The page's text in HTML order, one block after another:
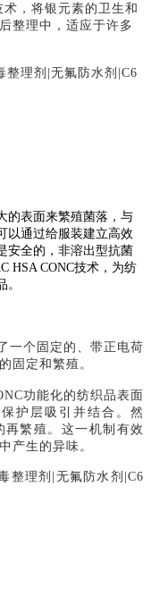
，将银元素的卫生和
整理中，适应于许多
的表面来繁殖菌落，与
以通过给服装建立高效
安全的，非溶出型抗菌
HSA CONC技术，为纺
一个固定的、带正电荷
固定和繁殖。
功能化的纺织品表面
护层吸引并结合。然
再繁殖。这一机制有效
产生的异味。